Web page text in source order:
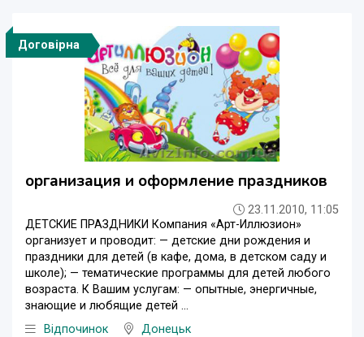
Договірна
организация и оформление праздников
23.11.2010, 11:05
ДЕТСКИЕ ПРАЗДНИКИ Компания «Арт-Иллюзион»
организует и проводит: — детские дни рождения и
праздники для детей (в кафе, дома, в детском саду и
школе); — тематические программы для детей любого
возраста. К Вашим услугам: — опытные, энергичные,
знающие и любящие детей ...
Відпочинок
Донецьк